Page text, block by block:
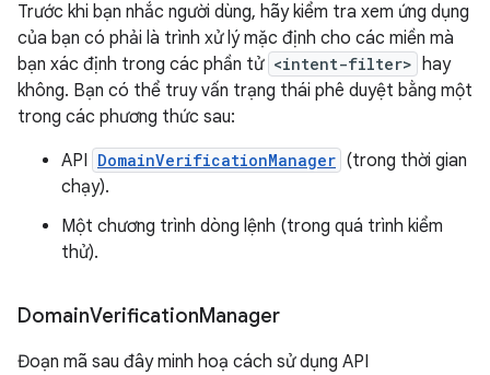
Trước khi bạn nhắc người dùng, hãy kiểm tra xem ứng dụng
của bạn có phải là trình xử lý mặc định cho các miền mà
bạn xác định trong các phần tử <intent-filter> hay
không. Bạn có thể truy vấn trạng thái phê duyệt bằng một
trong các phương thức sau:
API DomainVerificationManager (trong thời gian
chạy).
Một chương trình dòng lệnh (trong quá trình kiểm
thử).
DomainVerificationManager
Đoạn mã sau đây minh hoạ cách sử dụng API